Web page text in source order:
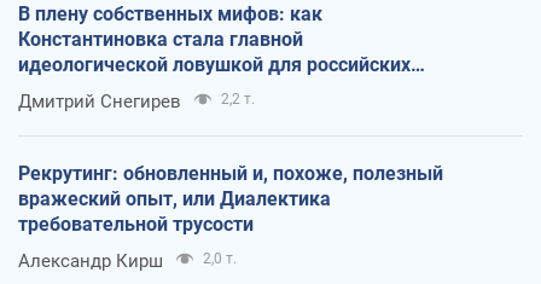
В плену собственных мифов: как
Константиновка стала главной
идеологической ловушкой для российских
оккупантов
Дмитрий Снегирев 2,2 т.
Рекрутинг: обновленный и, похоже, полезный
вражеский опыт, или Диалектика
требовательной трусости
Александр Кирш 2,0 т.